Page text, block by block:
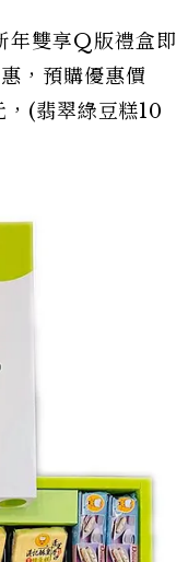
年雙享Q版禮盒即
，預購優惠價
(翡翠綠豆糕10